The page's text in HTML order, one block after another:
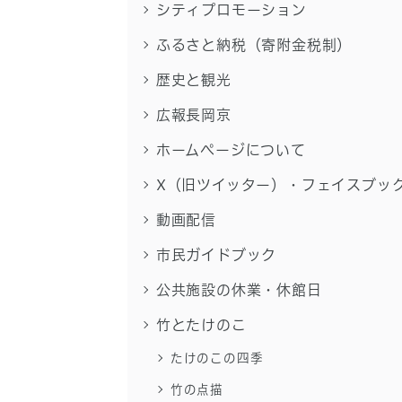
シティプロモーション
ふるさと納税（寄附金税制）
歴史と観光
広報長岡京
ホームページについて
X（旧ツイッター）・フェイスブッ
動画配信
市民ガイドブック
公共施設の休業・休館日
竹とたけのこ
たけのこの四季
竹の点描